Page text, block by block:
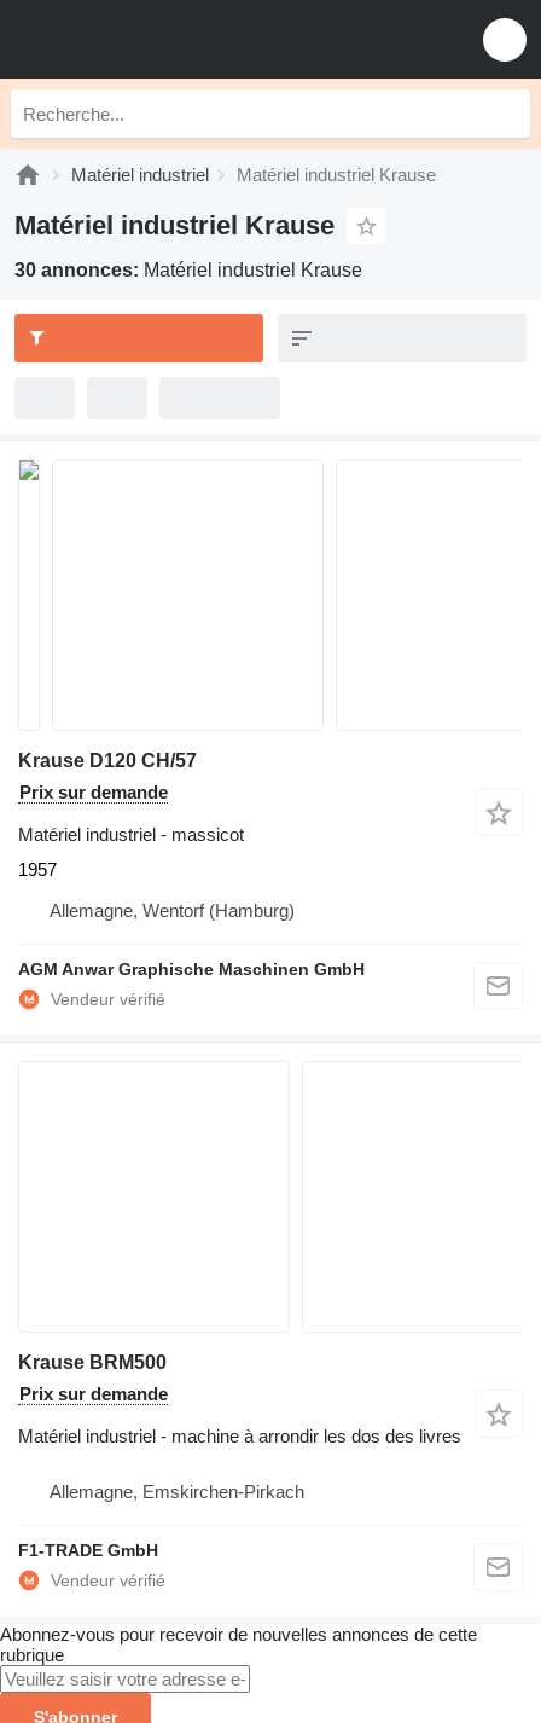
Matériel industriel Matériel industriel Krause
Matériel industriel Krause
30 annonces: Matériel industriel Krause
Krause D120 CH/57
Prix sur demande
Matériel industriel - massicot
1957
Allemagne, Wentorf (Hamburg)
AGM Anwar Graphische Maschinen GmbH
Krause BRM500
Prix sur demande
Matériel industriel - machine à arrondir les dos des livres
Allemagne, Emskirchen-Pirkach
F1-TRADE GmbH
Abonnez-vous pour recevoir de nouvelles annonces de cette
rubrique
S'abonner